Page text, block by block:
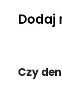
Dodaj
Czy